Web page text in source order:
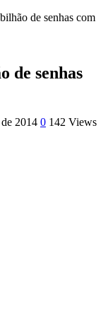
de senhas com
de senhas
2014 0 142 Views